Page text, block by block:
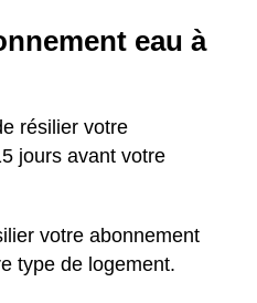
eau à
résilier votre
jours avant votre
votre abonnement
type de logement.